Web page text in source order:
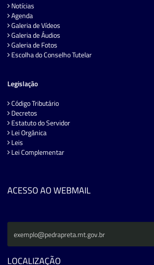
Notícias
Agenda
Galeria de Vídeos
Galeria de Áudios
Galeria de Fotos
Escolha do Conselho Tutelar
Legislação
Código Tributário
Decretos
Estatuto do Servidor
Lei Orgânica
Leis
Lei Complementar
ACESSO AO WEBMAIL
LOCALIZAÇÃO